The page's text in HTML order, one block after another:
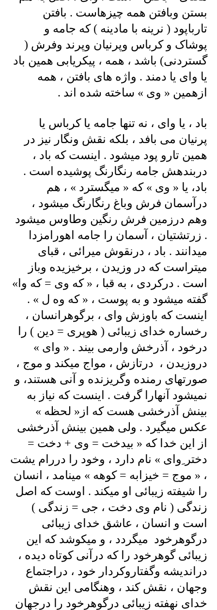
بستن وبافتن همه چیزهاست . بافتن
تارباپود ( نرینه با مادینه ) که جامه و
پوشاک و کرباس وپرنیان وپرند وفرش (
گستردنی) باشد ، همه ، پیکریابی همین باد
یا وای یا دمند . واژه های بافتن ، همه
ازهمین « وی » ساخته شده اند .
باد ، یا وای ، نه تنها جامه یا کرباس یا
پرنیان می بافد ، بلکه نقش ونگار نیز در
همین تارو پود میشود . اینست که باد ،
دربندهش جامه رنگارنگ پوشیده است .
باد، یا « وی » که « میگسترد » ، هم
درآسمان فرش وباغ رنگارنگ میشود ،
وهم درزمین فرش رنگین وطاوس میشود
. زرتشتیان ، آسمان را جامه اهورامزدا
میدانند . باد ، درنقوش میرائی ، قبای
میتراست که در وزیدن ، برخیزیده وباز
است . درکردی ، به قبا ، « که وی = که وا»
گفته میشود و به پوست ، « که وه ل » .
اینست که باوزش وای ، برگوهرانسان ،
رخساره خدای زیبائی ( هوپری = دین ) را
درخود ، آذرخش وارمی بیند . « وای »
دروزیدن ، درتازش ، مواج میکند و موج ،
صورتهای رمنده وگریزنده و آنی هستند، و
نمیشود آنهارا گرفت . اینست که نیاز به
بینش آذرخشی هست که از« لحظه »
عکس میگیرد . ولی همین بینش آذرخشی
از این خدا که « بیدخت = وی + دخت =
دختر ِوای » نام دارد ، وخود را دررام یشت
، « موج = خیزابه = کوهه » مینامد ، انسان
را شیفته زیبائی او میکند . اوست که اصل
زندگی ( نام وی دخت ، جی = زندگی )
است و انسان ، عاشق خدای زیبائی
درگوهرخود میگردد ، و میکوشد که این
زیبائی گوهرخود را که درآنی کوتاه دیده ،
دراندیشه وگفتاروکردار خود ، دراجتماع
وجهان ، نقش کند ، وهنگامی این نقش
خدای نهفته زیبائی درگوهرخود را درجهان